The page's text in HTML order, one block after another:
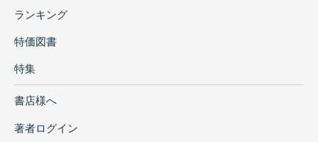
ランキング
特価図書
特集
書店様へ
著者ログイン